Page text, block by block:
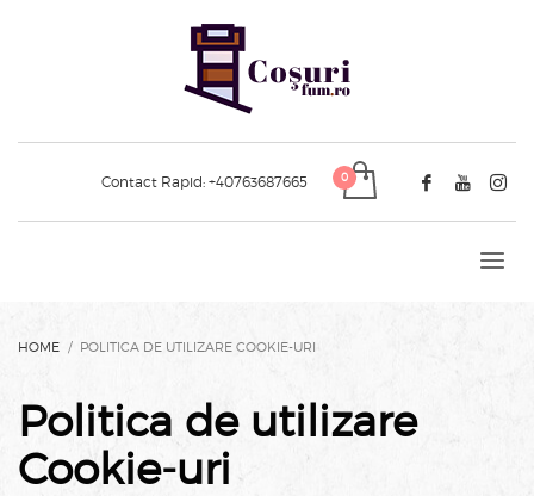
Contact Rapid: +40763687665
HOME POLITICA DE UTILIZARE COOKIE-URI
Politica de utilizare
Cookie-uri